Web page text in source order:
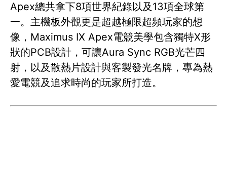
Apex總共拿下8項世界紀錄以及13項全球第
一。主機板外觀更是超越極限超頻玩家的想
像，Maximus IX Apex電競美學包含獨特X形
狀的PCB設計，可讓Aura Sync RGB光芒四
射，以及散熱片設計與客製發光名牌，專為熱
愛電競及追求時尚的玩家所打造。